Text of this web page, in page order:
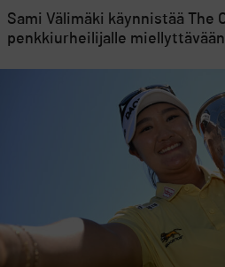
Sami Välimäki käynnistää The
penkkiurheilijalle